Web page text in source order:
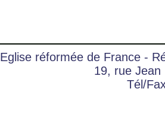
Eglise réformée de France -
19, rue Jean
Tél/